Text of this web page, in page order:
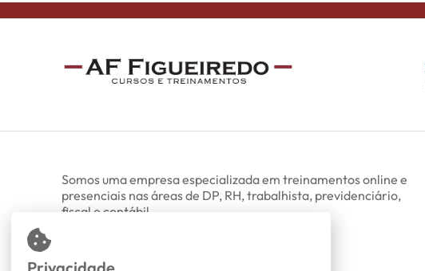
Somos uma empresa especializada em treinamentos online e
presenciais nas áreas de DP, RH, trabalhista, previdenciário,
fiscal e contábil.